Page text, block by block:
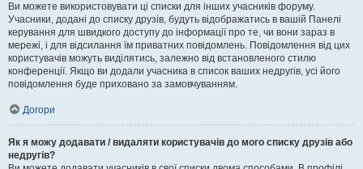
Ви можете використовувати ці списки для інших учасників форуму.
Учасники, додані до списку друзів, будуть відображатись в вашій Панелі
керування для швидкого доступу до інформації про те, чи вони зараз в
мережі, і для відсилання їм приватних повідомлень. Повідомлення від цих
користувачів можуть виділятись, залежно від встановленого стилю
конференції. Якщо ви додали учасника в список ваших недругів, усі його
повідомлення буде приховано за замовчуванням.
Догори
Як я можу додавати / видаляти користувачів до мого списку друзів або
недругів?